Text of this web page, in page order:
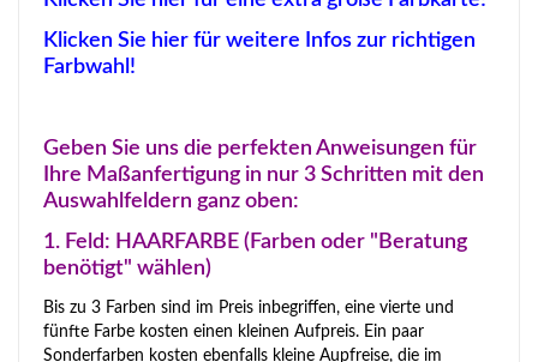
Klicken Sie hier für weitere Infos zur richtigen
Farbwahl!
Geben Sie uns die perfekten Anweisungen für
Ihre Maßanfertigung in nur 3 Schritten mit den
Auswahlfeldern ganz oben:
1. Feld: HAARFARBE (Farben oder "Beratung
benötigt" wählen)
Bis zu 3 Farben sind im Preis inbegriffen, eine vierte und
fünfte Farbe kosten einen kleinen Aufpreis. Ein paar
Sonderfarben kosten ebenfalls kleine Aupfreise, die im